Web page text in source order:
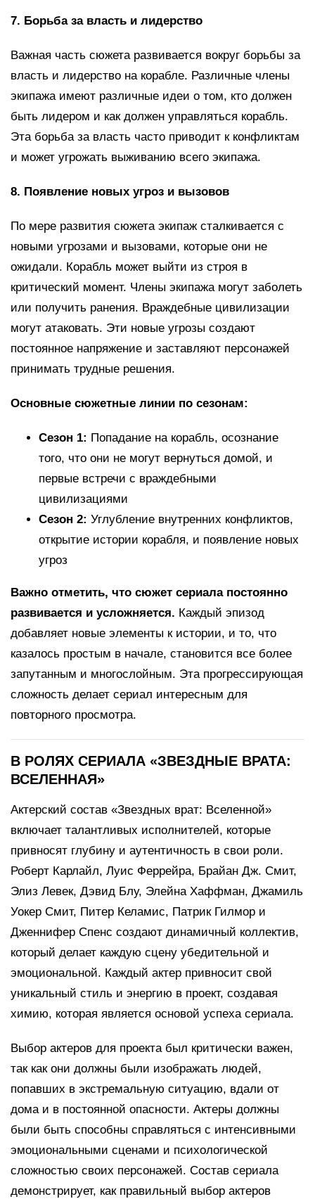
7. Борьба за власть и лидерство
Важная часть сюжета развивается вокруг борьбы за
власть и лидерство на корабле. Различные члены
экипажа имеют различные идеи о том, кто должен
быть лидером и как должен управляться корабль.
Эта борьба за власть часто приводит к конфликтам
и может угрожать выживанию всего экипажа.
8. Появление новых угроз и вызовов
По мере развития сюжета экипаж сталкивается с
новыми угрозами и вызовами, которые они не
ожидали. Корабль может выйти из строя в
критический момент. Члены экипажа могут заболеть
или получить ранения. Враждебные цивилизации
могут атаковать. Эти новые угрозы создают
постоянное напряжение и заставляют персонажей
принимать трудные решения.
Основные сюжетные линии по сезонам:
Сезон 1: Попадание на корабль, осознание
того, что они не могут вернуться домой, и
первые встречи с враждебными
цивилизациями
Сезон 2: Углубление внутренних конфликтов,
открытие истории корабля, и появление новых
угроз
Важно отметить, что сюжет сериала постоянно
развивается и усложняется. Каждый эпизод
добавляет новые элементы к истории, и то, что
казалось простым в начале, становится все более
запутанным и многослойным. Эта прогрессирующая
сложность делает сериал интересным для
повторного просмотра.
В РОЛЯХ СЕРИАЛА «ЗВЕЗДНЫЕ ВРАТА:
ВСЕЛЕННАЯ»
Актерский состав «Звездных врат: Вселенной»
включает талантливых исполнителей, которые
привносят глубину и аутентичность в свои роли.
Роберт Карлайл, Луис Феррейра, Брайан Дж. Смит,
Элиз Левек, Дэвид Блу, Элейна Хаффман, Джамиль
Уокер Смит, Питер Келамис, Патрик Гилмор и
Дженнифер Спенс создают динамичный коллектив,
который делает каждую сцену убедительной и
эмоциональной. Каждый актер привносит свой
уникальный стиль и энергию в проект, создавая
химию, которая является основой успеха сериала.
Выбор актеров для проекта был критически важен,
так как они должны были изображать людей,
попавших в экстремальную ситуацию, вдали от
дома и в постоянной опасности. Актеры должны
были быть способны справляться с интенсивными
эмоциональными сценами и психологической
сложностью своих персонажей. Состав сериала
демонстрирует, как правильный выбор актеров